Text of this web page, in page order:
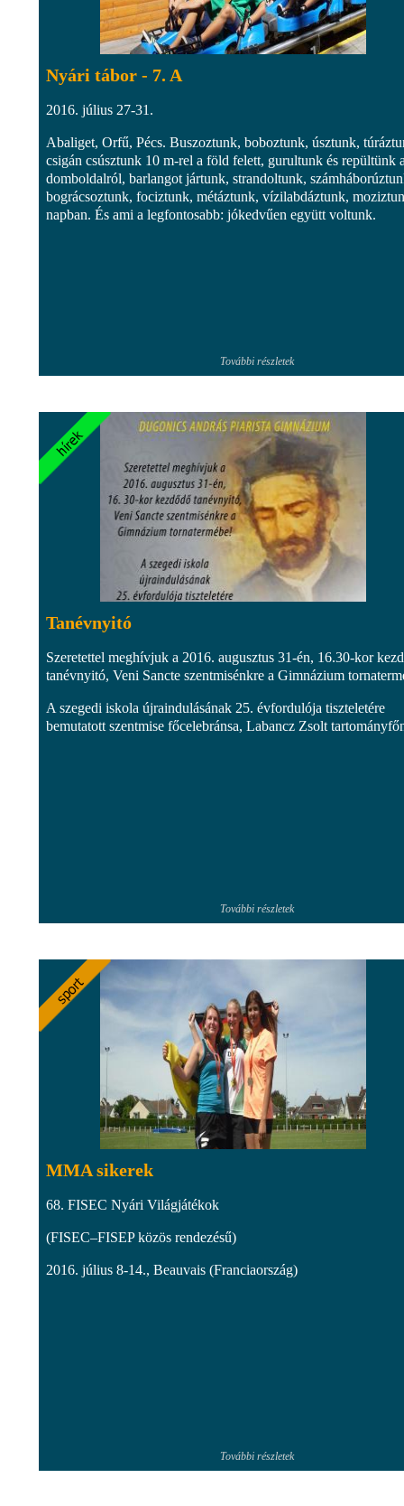
Nyári tábor - 7. A
2016. július 27-31.
Abaliget, Orfű, Pécs. Buszoztunk, boboztunk, úsztunk,
csigán csúsztunk 10 m-rel a föld felett, gurultunk és repültünk
domboldalról, barlangot jártunk, strandoltunk,
bográcsoztunk, fociztunk, métáztunk, vízilabdáztunk,
napban. És ami a legfontosabb: jókedvűen együtt voltunk.​
További részletek
Tanévnyitó
Szeretettel meghívjuk a 2016. augusztus 31-én, 16.30-kor
tanévnyitó, Veni Sancte szentmisénkre a Gimnázium
A szegedi iskola újraindulásának 25. évfordulója tiszteletére
bemutatott szentmise főcelebránsa, Labancz Zsolt
További részletek
MMA sikerek
68. FISEC Nyári Világjátékok
(FISEC–FISEP közös rendezésű)
2016. július 8-14., Beauvais (Franciaország)
További részletek